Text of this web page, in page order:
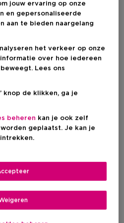
huidaandoeningen
Anti-ageing
jouw ervaring op onze
en gepersonaliseerde
aan te bieden naargelang
het verkeer op onze
over hoe iedereen
Lees ons
knop de klikken, ga je
beheren kan je ook zelf
geplaatst. Je kan je